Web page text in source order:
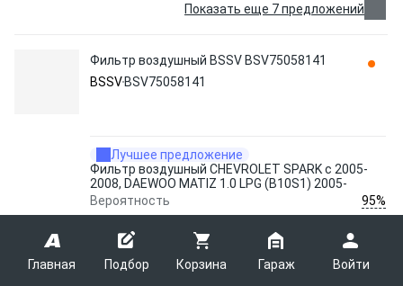
Главная Подбор Корзина Гараж Войти
Показать еще 7 предложений
Фильтр воздушный BSSV BSV75058141
BSSV BSV75058141
Лучшее предложение
Фильтр воздушный CHEVROLET SPARK с 2005-
2008, DAEWOO MATIZ 1.0 LPG (B10S1) 2005-
Вероятность
95%
Отгрузка
12 - 18 августа
5.50 p.
В корзину